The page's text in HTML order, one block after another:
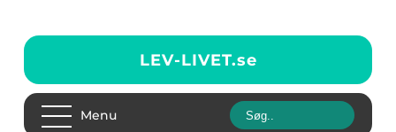
LEV-LIVET.se
Menu